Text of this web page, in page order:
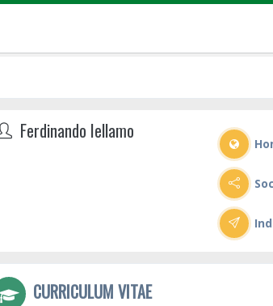
Ferdinando Iellamo
CURRICULUM VITAE